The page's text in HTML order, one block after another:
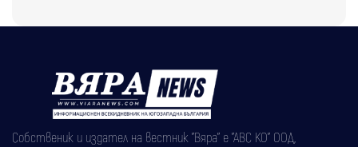
Собственик и издател на вестник "Вяра" е "АВС КО" ООД,